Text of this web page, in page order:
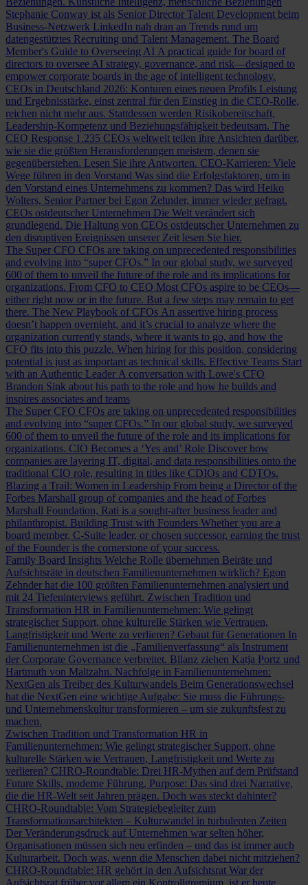
Stephanie Conway ist als Senior Director Talent Development beim
Business-Netzwerk LinkedIn nah dran an Trends rund um
datengestütztes Recruiting und Talent Management. The Board
Member's Guide to Overseeing AI A practical guide for board of
directors to oversee AI strategy, governance, and risk—designed to
empower corporate boards in the age of intelligent technology.
CEOs in Deutschland 2026: Konturen eines neuen Profils Leistung
und Ergebnisstärke, einst zentral für den Einstieg in die CEO-Rolle,
reichen nicht mehr aus. Stattdessen werden Risikobereitschaft,
Leadership-Kompetenz und Beziehungsfähigkeit bedeutsam. The
CEO Response 1.235 CEOs weltweit teilen ihre Ansichten darüber,
wie sie die größten Herausforderungen meistern, denen sie
gegenüberstehen. Lesen Sie ihre Antworten. CEO-Karrieren: Viele
Wege führen in den Vorstand Was sind die Erfolgsfaktoren, um in
den Vorstand eines Unternehmens zu kommen? Das wird Heiko
Wolters, Senior Partner bei Egon Zehnder, immer wieder gefragt.
CEOs ostdeutscher Unternehmen Die Welt verändert sich
grundlegend. Die Haltung von CEOs ostdeutscher Unternehmen zu
den disruptiven Ereignissen unserer Zeit lesen Sie hier.
The Super CFO CFOs are taking on unprecedented responsibilities
and evolving into “super CFOs.” In our global study, we surveyed
600 of them to unveil the future of the role and its implications for
organizations. From CFO to CEO Most CFOs aspire to be CEOs—
either right now or in the future. But a few steps may remain to get
there. The New Playbook of CFOs An assertive hiring process
doesn’t happen overnight, and it’s crucial to analyze where the
organization currently stands, where it wants to go, and how the
CFO fits into this puzzle. When hiring for this position, considering
potential is just as important as technical skills. Effective Teams Start
with an Authentic Leader A conversation with Lowe's CFO
Brandon Sink about his path to the role and how he builds and
inspires associates and teams
The Super CFO CFOs are taking on unprecedented responsibilities
and evolving into “super CFOs.” In our global study, we surveyed
600 of them to unveil the future of the role and its implications for
organizations. CIO Becomes a ‘Yes and’ Role Discover how
companies are layering IT, digital, and data responsibilities onto the
traditional CIO role, resulting in titles like CDIOs and CDTOs.
Blazing a Trail: Women in Leadership From being a Director of the
Forbes Marshall group of companies and the head of Forbes
Marshall Foundation, Rati is a sought-after business leader and
philanthropist. Building Trust with Founders Whether you are a
board member, C-Suite leader, or chosen successor, earning the trust
of the Founder is the cornerstone of your success.
Family Board Insights Welche Rolle übernehmen Beiräte und
Aufsichtsräte in deutschen Familienunternehmen wirklich? Egon
Zehnder hat die 100 größten Familienunternehmen analysiert und
mit 24 Tiefeninterviews geführt. Zwischen Tradition und
Transformation HR in Familienunternehmen: Wie gelingt
strategischer Support, ohne kulturelle Stärken wie Vertrauen,
Langfristigkeit und Werte zu verlieren? Gebaut für Generationen In
Familienunternehmen ist die „Familienverfassung“ als Instrument
der Corporate Governance verbreitet. Bilanz ziehen Katja Portz und
Hartmuth von Maltzahn. Nachfolge in Familienunternehmen:
NextGen als Treiber des Kulturwandels Beim Generationswechsel
hat die NextGen eine wichtige Aufgabe: Sie muss die Führungs-
und Unternehmenskultur transformieren – um sie zukunftsfest zu
machen.
Zwischen Tradition und Transformation HR in
Familienunternehmen: Wie gelingt strategischer Support, ohne
kulturelle Stärken wie Vertrauen, Langfristigkeit und Werte zu
verlieren? CHRO-Roundtable: Drei HR-Mythen auf dem Prüfstand
Future Skills, moderne Führung, Purpose: Das sind drei Narrative,
die die HR-Welt seit Jahren prägen. Doch was steckt dahinter?
CHRO-Roundtable: Vom Strategiebegleiter zum
Transformationsarchitekten – Kulturwandel in turbulenten Zeiten
Der Veränderungsdruck auf Unternehmen war selten höher,
Organisationen müssen sich neu erfinden – und das ist immer auch
Kulturarbeit. Doch was, wenn die Menschen dabei nicht mitziehen?
CHRO-Roundtable: HR gehört in den Aufsichtsrat War der
Aufsichtsrat früher vor allem ein Kontrollgremium, ist er heute